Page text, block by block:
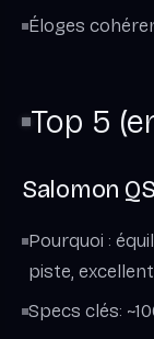
Éloges
Top 5
Salomon
Pourquoi :
piste,
Specs clés: